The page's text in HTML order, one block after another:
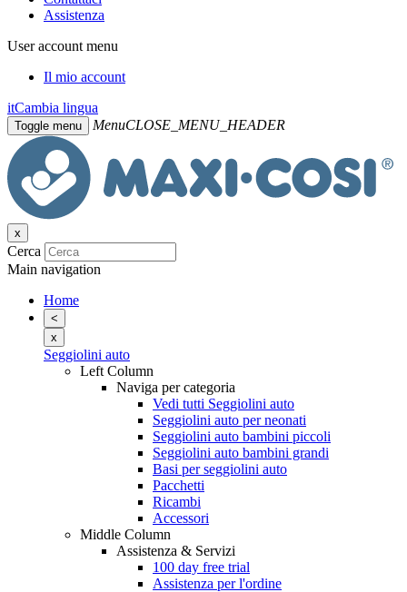
Assistenza
User account menu
Il mio account
itCambia lingua
Toggle menu MenuCLOSE_MENU_HEADER
x
Cerca
Main navigation
Home
<
x
Seggiolini auto
Left Column
Naviga per categoria
Vedi tutti Seggiolini auto
Seggiolini auto per neonati
Seggiolini auto bambini piccoli
Seggiolini auto bambini grandi
Basi per seggiolini auto
Pacchetti
Ricambi
Accessori
Middle Column
Assistenza & Servizi
100 day free trial
Assistenza per l'ordine